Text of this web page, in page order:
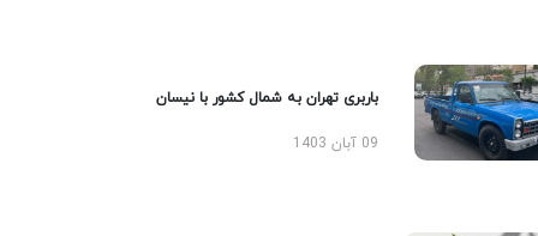
باربری تهران به شمال کشور با نیسان
09 آبان 1403